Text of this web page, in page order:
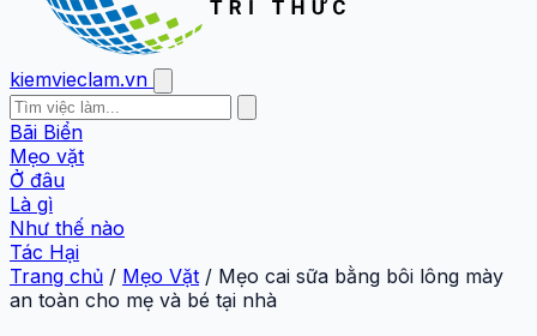
kiemvieclam.vn
Bãi Biển
Mẹo vặt
Ở đâu
Là gì
Như thế nào
Tác Hại
Trang chủ / Mẹo Vặt / Mẹo cai sữa bằng bôi lông mày
an toàn cho mẹ và bé tại nhà